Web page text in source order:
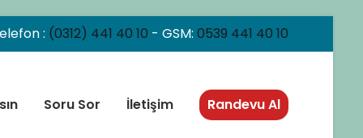
: (0312) 441 40 10 - GSM: 0539 441 40 10
Soru Sor İletişim Randevu Al